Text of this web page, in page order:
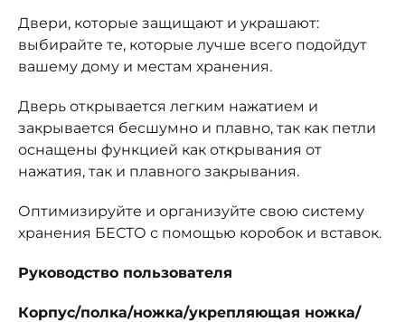
Двери, которые защищают и украшают:
выбирайте те, которые лучше всего подойдут
вашему дому и местам хранения.
Дверь открывается легким нажатием и
закрывается бесшумно и плавно, так как петли
оснащены функцией как открывания от
нажатия, так и плавного закрывания.
Оптимизируйте и организуйте свою систему
хранения БЕСТО с помощью коробок и вставок.
Руководство пользователя
Корпус/полка/ножка/укрепляющая ножка/